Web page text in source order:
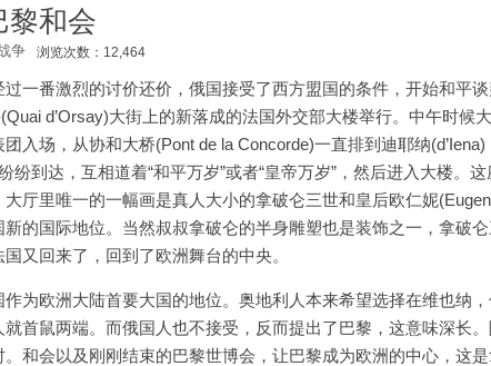
黎和会
争 浏览次数：12,464
过一番激烈的讨价还价，俄国接受了西方盟国的条件，开始和平
d’Orsay)大街上的新落成的法国外交部大楼举行。中午时候
入场，从协和大桥(Pont de la Concorde)一直排到迪耶纳(d’Iena)
纷到达，互相道着“和平万岁”或者“皇帝万岁”，然后进入大楼。
厅里唯一的一幅画是真人大小的拿破仑三世和皇后欧仁妮
的国际地位。当然叔叔拿破仑的半身雕塑也是装饰之一，拿破
又回来了，回到了欧洲舞台的中央。
为欧洲大陆首要大国的地位。奥地利人本来希望选择在维也纳
首鼠两端。而俄国人也不接受，反而提出了巴黎，这意味深长
和会以及刚刚结束的巴黎世博会，让巴黎成为欧洲的中心，这